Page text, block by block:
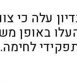
עלה כי
באופן